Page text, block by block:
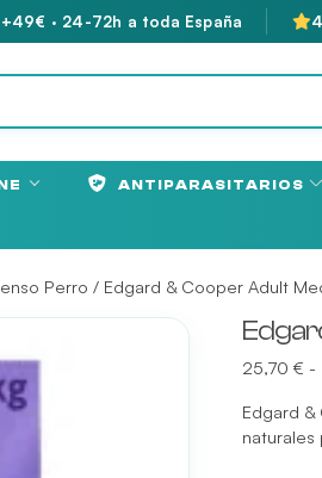
· 24-72h a toda España
ANTIPARASITARIOS
Perro / Edgard & Cooper Adult
25,70€ -
Edgard
naturales